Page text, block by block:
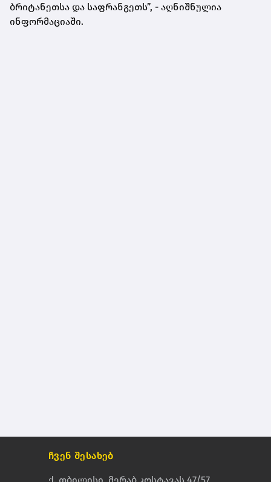
ბრიტანეთსა და საფრანგეთს”, - აღნიშნულია
ინფორმაციაში.
ჩვენ შესახებ